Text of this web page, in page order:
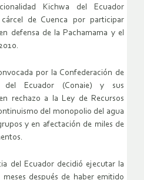
Kichwa del Ecuador
de Cuenca por participar
defensa de la Pachamama y el
por la Confederación de
del Ecuador (Conaie) y sus
rechazo a la Ley de Recursos
del monopolio del agua
y en afectación de miles de
del Ecuador decidió ejecutar la
después de haber emitido